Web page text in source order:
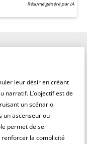
Résumé généré par IA
leur désir en créant
L’objectif est de
un scénario
un ascenseur ou
permet de se
renforcer la complicité